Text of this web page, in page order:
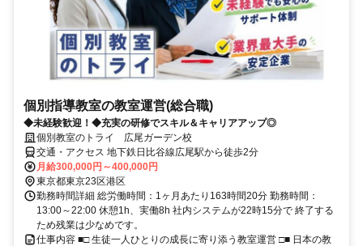
個別指導教室の教室運営(総合職)
◆未経験歓迎！◆充実の研修でスキル＆キャリアアップ◎
個別教室のトライ 広尾ガーデン校
交通・アクセス 地下鉄日比谷線広尾駅から徒歩2分
月給300,000円～400,000円
東京都東京23区港区
勤務時間詳細 総労働時間：1ヶ月あたり163時間20分 勤務時間：
13:00～22:00 休憩1h、実働8h 社内システムが22時15分で 終了する
ため残業は少なめです。
仕事内容 ■□ 生徒一人ひとりの成長に寄り添う教室運営 □■ 日本の教